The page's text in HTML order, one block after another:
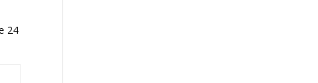
24